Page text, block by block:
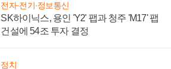
전자·전기·정보통신
SK하이닉스, 용인 'Y2' 팹과 청주 'M17' 팹
건설에 54조 투자 결정
정치